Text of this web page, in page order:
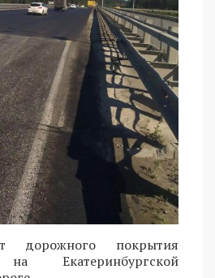
дорожного покрытия
Екатеринбургской